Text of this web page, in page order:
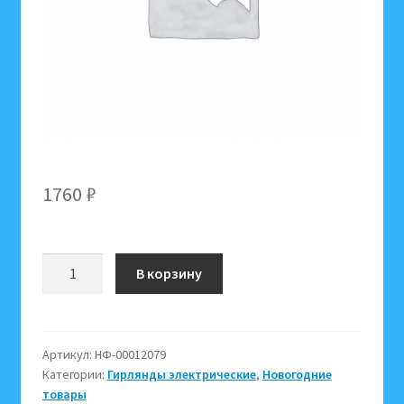
1760 ₽
96
желтых
LED
В корзину
Артикул: НФ-00012079
Категории: Гирлянды электрические, Новогодние
товары